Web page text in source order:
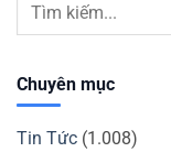
Chuyên mục
Tin Tức (1.008)